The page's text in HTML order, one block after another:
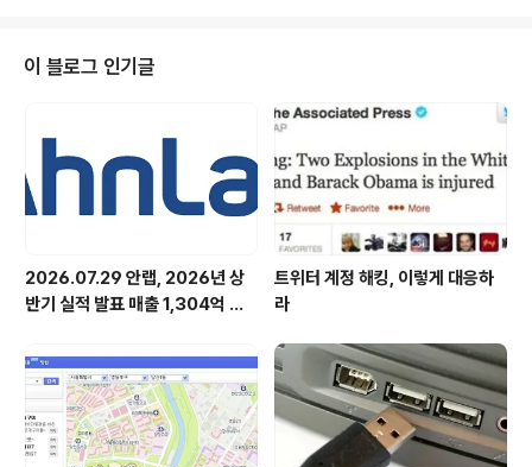
는 ‘Detect, Respond, and Evolve: Security Powe
red by AI(탐지, 대응 그리고 진화: AI로 더 강력해진 보
안)’을 슬로건으로 열렸다. 안랩은 참석한 총판 및 공인 파
트너사 대표이사 및 임원을 대상으로 ▲2024년 사업 전
략 ▲주요 제품 ..
이 블로그 인기글
2026.07.29 안랩, 2026년 상
반기 실적 발표 매출 1,304억 원,
트위터 계정 해킹, 이렇게 대응하
라